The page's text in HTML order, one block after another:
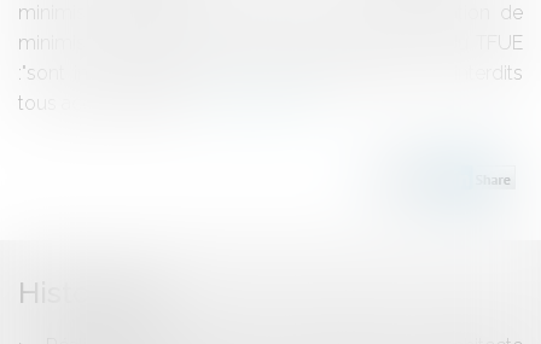
minimis.Eclairage sur la valeur de la communication de
minimis de la Commission Selon l'article 101 (1) du TFUE
:"sont incompatibles avec le marché intérieur et interdits
tous accords entre...
Historique